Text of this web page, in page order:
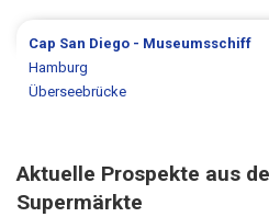
Cap San Diego - Museumsschiff
Hamburg
Überseebrücke
Aktuelle Prospekte aus
Supermärkte